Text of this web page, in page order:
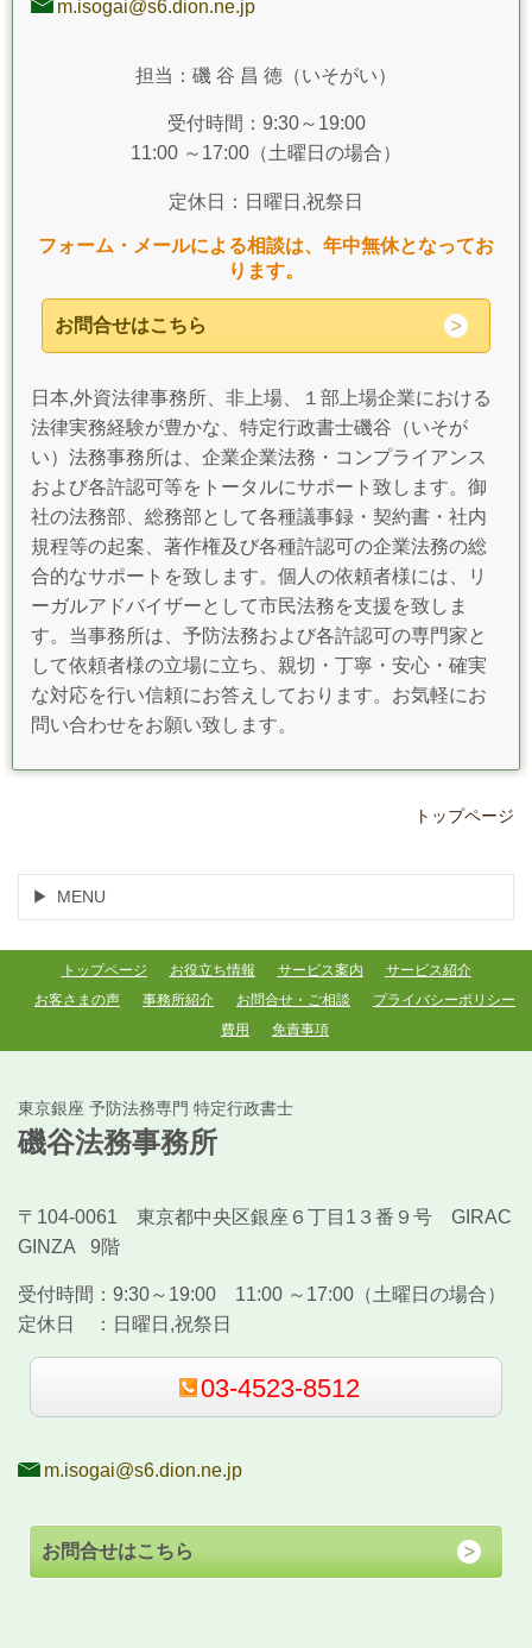
m.isogai@s6.dion.ne.jp
担当：磯 谷 昌 徳（いそがい）
受付時間：9:30～19:00
11:00 ～17:00（土曜日の場合）
定休日：日曜日,祝祭日
フォーム・メールによる相談は、年中無休となってお
ります。
お問合せはこちら
日本,外資法律事務所、非上場、１部上場企業における
法律実務経験が豊かな、特定行政書士磯谷（いそが
い）法務事務所は、企業企業法務・コンプライアンス
および各許認可等をトータルにサポート致します。御
社の法務部、総務部として各種議事録・契約書・社内
規程等の起案、著作権及び各種許認可の企業法務の総
合的なサポートを致します。個人の依頼者様には、リ
ーガルアドバイザーとして市民法務を支援を致しま
す。当事務所は、予防法務および各許認可の専門家と
して依頼者様の立場に立ち、親切・丁寧・安心・確実
な対応を行い信頼にお答えしております。お気軽にお
問い合わせをお願い致します。
トップページ
MENU
トップページ お役立ち情報 サービス案内
サービス紹介
お客さまの声
事務所紹介 お問合せ・ご相談
プライバシーポリシー
費用
免責事項
東京銀座 予防法務専門 特定行政書士
磯谷法務事務所
〒104-0061 東京都中央区銀座６丁目1３番９号 GIRAC
GINZA 9階
受付時間： 9:30～19:00 11:00 ～17:00（土曜日の場合）
定休日 ： 日曜日,祝祭日
03-4523-8512
m.isogai@s6.dion.ne.jp
お問合せはこちら